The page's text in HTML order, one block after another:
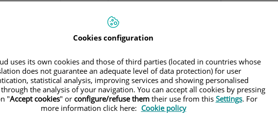
Avanzada Teknon Blog
y
Teknon
Pedir cita
Nombre y apellidos
Cookies configuration
uses its own cookies and those of third parties (located in countries whose
does not guarantee an adequate level of data protection) for user
statistical analysis, improving services and showing personalised
the analysis of your navigation. You can accept all cookies by pressing
"Accept cookies" or configure/refuse themtheir use from this Settings. For
more information click here: Cookie policy